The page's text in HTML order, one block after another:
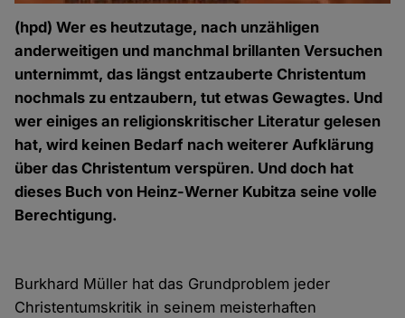
(hpd) Wer es heutzutage, nach unzähligen
anderweitigen und manchmal brillanten Versuchen
unternimmt, das längst entzauberte Christentum
nochmals zu entzaubern, tut etwas Gewagtes. Und
wer einiges an religionskritischer Literatur gelesen
hat, wird keinen Bedarf nach weiterer Aufklärung
über das Christentum verspüren. Und doch hat
dieses Buch von Heinz-Werner Kubitza seine volle
Berechtigung.
Burkhard Müller hat das Grundproblem jeder
Christentumskritik in seinem meisterhaften